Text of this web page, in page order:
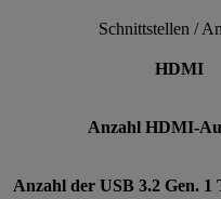
Schnittstellen /
HDMI
Anzahl HDMI-
Anzahl der USB 3.2 Gen. 1